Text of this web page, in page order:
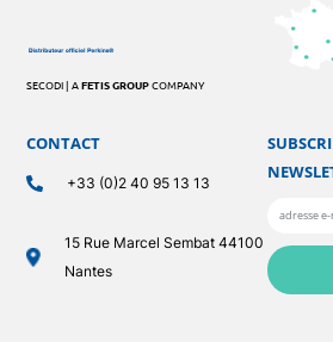
SECODI | AFETIS GROUPCOMPANY
CONTACT
+33 (0)2 40 95 13 13
15 Rue Marcel Sembat 44100
Nantes